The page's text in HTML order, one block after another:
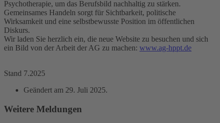
Psychotherapie, um das Berufsbild nachhaltig zu stärken.
Gemeinsames Handeln sorgt für Sichtbarkeit, politische
Wirksamkeit und eine selbstbewusste Position im öffentlichen
Diskurs.
Wir laden Sie herzlich ein, die neue Website zu besuchen und sich
ein Bild von der Arbeit der AG zu machen: www.ag-hppt.de
Stand 7.2025
Geändert am 29. Juli 2025.
Weitere Meldungen